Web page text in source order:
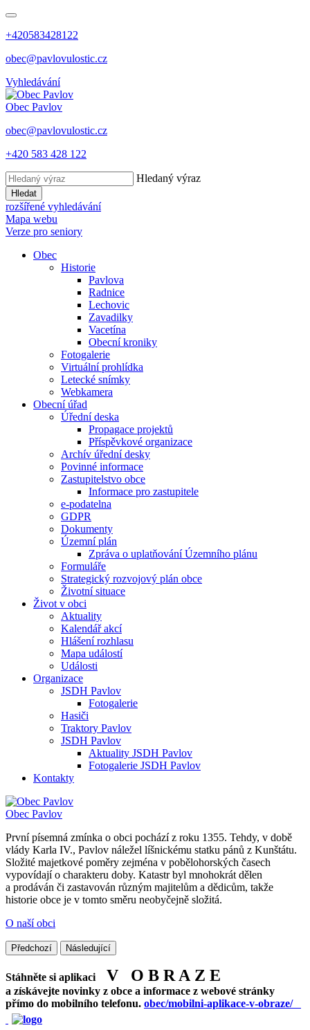
+420583428122
obec@pavlovulostic.cz
Vyhledávání
Obec Pavlov
obec@pavlovulostic.cz
+420 583 428 122
Hledaný výraz
Hledat
rozšířené vyhledávání
Mapa webu
Verze pro seniory
Obec
Historie
Pavlova
Radnice
Lechovic
Zavadilky
Vacetína
Obecní kroniky
Fotogalerie
Virtuální prohlídka
Letecké snímky
Webkamera
Obecní úřad
Úřední deska
Propagace projektů
Příspěvkové organizace
Archív úřední desky
Povinné informace
Zastupitelstvo obce
Informace pro zastupitele
e-podatelna
GDPR
Dokumenty
Územní plán
Zpráva o uplatňování Územního plánu
Formuláře
Strategický rozvojový plán obce
Životní situace
Život v obci
Aktuality
Kalendář akcí
Hlášení rozhlasu
Mapa událostí
Události
Organizace
JSDH Pavlov
Fotogalerie
Hasiči
Traktory Pavlov
JSDH Pavlov
Aktuality JSDH Pavlov
Fotogalerie JSDH Pavlov
Kontakty
Obec Pavlov
První písemná zmínka o obci pochází z roku 1355. Tehdy, v době
vlády Karla IV., Pavlov náležel líšnickému statku pánů z Kunštátu.
Složité majetkové poměry zejména v pobělohorských časech
vypovídají o charakteru doby. Katastr byl mnohokrát dělen
a prodáván či zastavován různým majitelům a dědicům, takže
historie obce je v tomto směru neobyčejně složitá.
O naší obci
Předchozí Následující
Stáhněte si aplikaci V O B R A Z E
a získávejte novinky z obce a informace z webové stránky
přímo do mobilního telefonu. obec/mobilni-aplikace-v-obraze/